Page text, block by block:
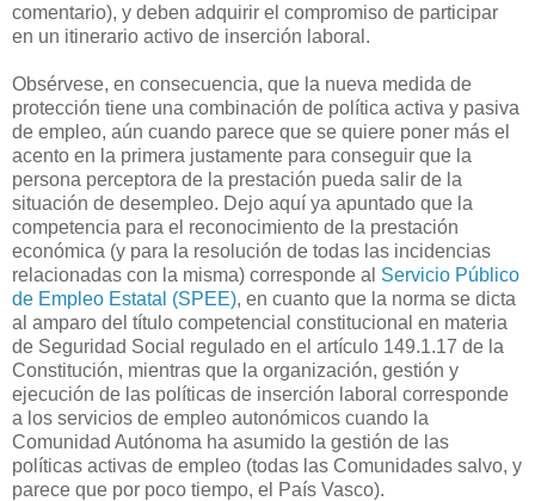
comentario), y deben adquirir el compromiso de participar
en un itinerario activo de inserción laboral.
Obsérvese, en consecuencia, que la nueva medida de
protección tiene una combinación de política activa y pasiva
de empleo, aún cuando parece que se quiere poner más el
acento en la primera justamente para conseguir que la
persona perceptora de la prestación pueda salir de la
situación de desempleo. Dejo aquí ya apuntado que la
competencia para el reconocimiento de la prestación
económica (y para la resolución de todas las incidencias
relacionadas con la misma) corresponde al Servicio Público
de Empleo Estatal (SPEE), en cuanto que la norma se dicta
al amparo del título competencial constitucional en materia
de Seguridad Social regulado en el artículo 149.1.17 de la
Constitución, mientras que la organización, gestión y
ejecución de las políticas de inserción laboral corresponde
a los servicios de empleo autonómicos cuando la
Comunidad Autónoma ha asumido la gestión de las
políticas activas de empleo (todas las Comunidades salvo, y
parece que por poco tiempo, el País Vasco).